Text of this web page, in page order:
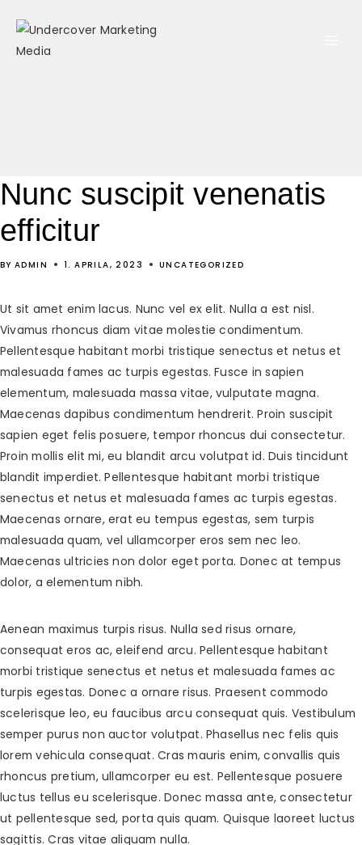
content
Nunc suscipit venenatis
efficitur
BY ADMIN 1. APRILA, 2023 UNCATEGORIZED
Ut sit amet enim lacus. Nunc vel ex elit. Nulla a est nisl.
Vivamus rhoncus diam vitae molestie condimentum.
Pellentesque habitant morbi tristique senectus et netus et
malesuada fames ac turpis egestas. Fusce in sapien
elementum, malesuada massa vitae, vulputate magna.
Maecenas dapibus condimentum hendrerit. Proin suscipit
sapien eget felis posuere, tempor rhoncus dui consectetur.
Proin mollis elit mi, eu blandit arcu volutpat id. Duis tincidunt
blandit imperdiet. Pellentesque habitant morbi tristique
senectus et netus et malesuada fames ac turpis egestas.
Maecenas ornare, erat eu tempus egestas, sem turpis
malesuada quam, vel ullamcorper eros sem nec leo.
Maecenas ultricies non dolor eget porta. Donec at tempus
dolor, a elementum nibh.
Aenean maximus turpis risus. Nulla sed risus ornare,
consequat eros ac, eleifend arcu. Pellentesque habitant
morbi tristique senectus et netus et malesuada fames ac
turpis egestas. Donec a ornare risus. Praesent commodo
scelerisque leo, eu faucibus arcu consequat quis. Vestibulum
semper purus non auctor volutpat. Phasellus nec felis quis
lorem vehicula consequat. Cras mauris enim, convallis quis
rhoncus pretium, ullamcorper eu est. Pellentesque posuere
luctus tellus eu scelerisque. Donec massa ante, consectetur
ut pellentesque sed, porta quis quam. Quisque laoreet luctus
sagittis. Cras vitae aliquam nulla.